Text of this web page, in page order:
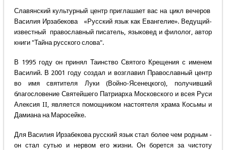
Славянский культурный центр приглашает вас на цикл вечеров
Василия Ирзабекова «Русский язык как Евангелие». Ведущий-
известный православный писатель, языковед и филолог, автор
книги "Тайна русского слова".
В 1995 году он принял Таинство Святого Крещения с именем
Василий. В 2001 году создал и возглавил Православный центр
во имя святителя Луки (Войно-Ясенецкого), получивший
благословение Святейшего Патриарха Московского и всея Руси
Алексия II, является помощником настоятеля храма Косьмы и
Дамиана на Маросейке.
Для Василия Ирзабекова русский язык стал более чем родным -
он стал сутью и нервом его жизни. Он борется за чистоту